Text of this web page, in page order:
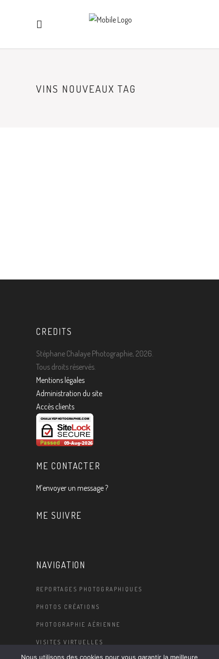
VINS NOUVEAUX TAG
CREDITS
Stéphane Chalaye Photographie, 2026.
Tous droits réservés.
Mentions légales
Administration du site
Accès clients
ME CONTACTER
M’envoyer un message ?
ME SUIVRE
NAVIGATION
REPORTAGES PHOTOGRAPHIQUES
PHOTOS CRÉATIONS
PHOTOGRAPHIE AÉRIENNE
VISITES VIRTUELLES
Nous utilisons des cookies pour vous garantir la meilleure